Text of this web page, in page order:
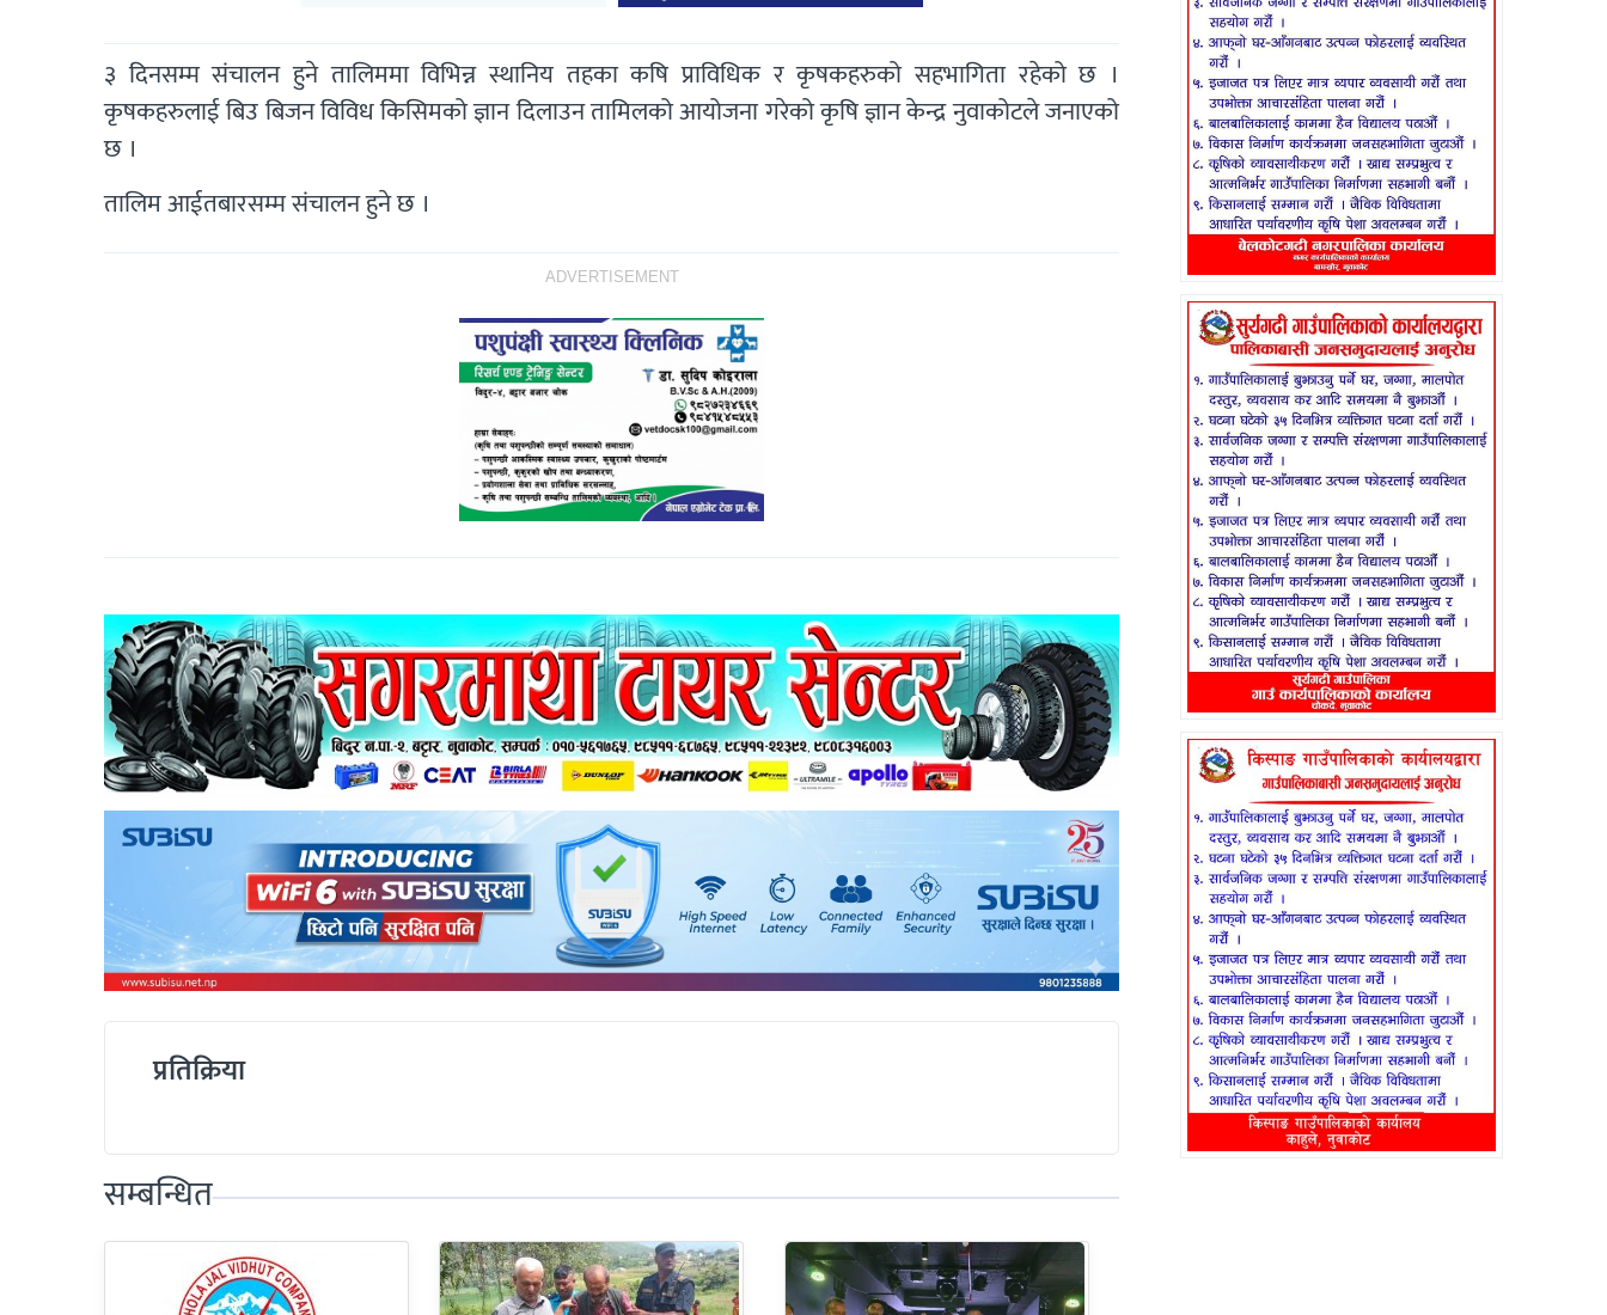
३ दिनसम्म संचालन हुने तालिममा विभिन्न स्थानिय तहका कषि प्राविधिक र कृषकहरुको सहभागिता रहेको छ ।
कृषकहरुलाई बिउ बिजन विविध किसिमको ज्ञान दिलाउन तामिलको आयोजना गरेको कृषि ज्ञान केन्द्र नुवाकोटले जनाएको
छ ।
तालिम आईतबारसम्म संचालन हुने छ ।
ADVERTISEMENT
प्रतिक्रिया
सम्बन्धित